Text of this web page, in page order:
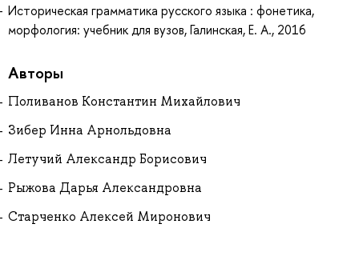
Историческая грамматика русского языка : фонетика,
морфология: учебник для вузов, Галинская, Е. А., 2016
Авторы
Поливанов Константин Михайлович
Зибер Инна Арнольдовна
Летучий Александр Борисович
Рыжова Дарья Александровна
Старченко Алексей Миронович